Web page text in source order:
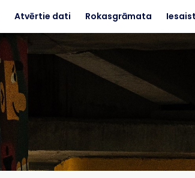
Atvērtie dati Rokasgrāmata